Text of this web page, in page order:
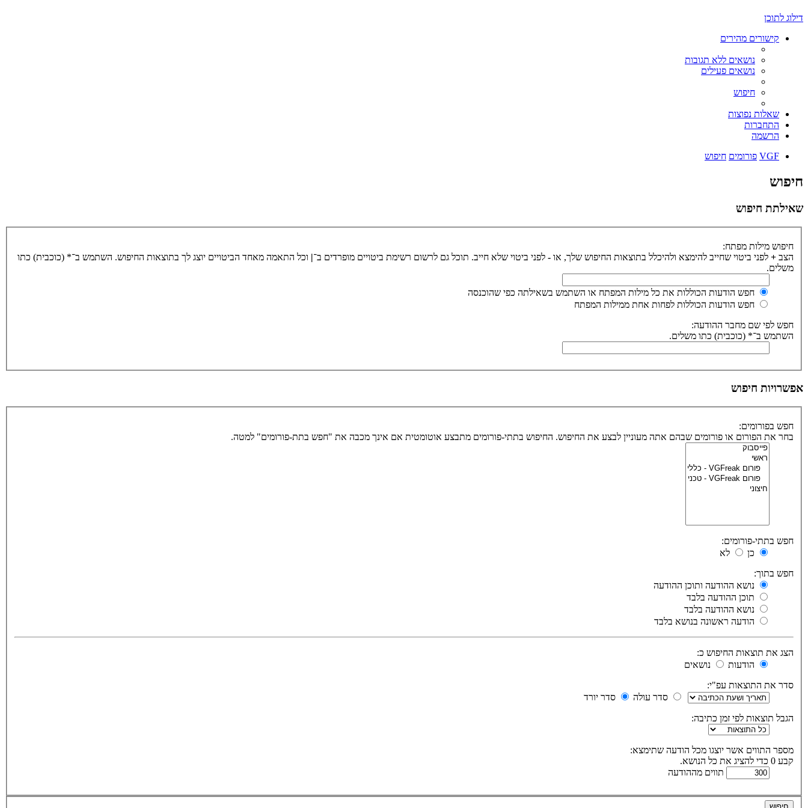
דילוג לתוכן
קישורים מהירים
נושאים ללא תגובות
נושאים פעילים
חיפוש
שאלות נפוצות
התחברות
הרשמה
VGF פורומים חיפוש
חיפוש
שאילתת חיפוש
חיפוש מילות מפתח:
הצב + לפני ביטוי שחייב להימצא ולהיכלל בתוצאות החיפוש שלך, או - לפני ביטוי שלא חייב. תוכל גם לרשום רשימת ביטויים מופרדים ב־| וכל התאמה מאחד הביטויים יוצג לך בתוצאות החיפוש. השתמש ב־* (כוכבית) כתו
משלים.
חפש הודעות הכוללות את כל מילות המפתח או השתמש בשאילתה כפי שהוכנסה
חפש הודעות הכוללות לפחות אחת ממילות המפתח
חפש לפי שם מחבר ההודעה:
השתמש ב־* (כוכבית) כתו משלים.
אפשרויות חיפוש
חפש בפורומים:
בחר את הפורום או פורומים שבהם אתה מעוניין לבצע את החיפוש. החיפוש בתתי-פורומים מתבצע אוטומטית אם אינך מכבה את "חפש בתת-פורומים" למטה.
חפש בתתי-פורומים:
כן
לא
חפש בתוך:
נושא ההודעה ותוכן ההודעה
תוכן ההודעה בלבד
נושא ההודעה בלבד
הודעה ראשונה בנושא בלבד
הצג את תוצאות החיפוש כ:
הודעות
נושאים
סדר את התוצאות עפ"י:
סדר עולה
סדר יורד
הגבל תוצאות לפי זמן כתיבה:
מספר התווים אשר יוצגו מכל הודעה שתימצא:
קבע 0 כדי להציג את כל הנושא.
תווים מההודעה